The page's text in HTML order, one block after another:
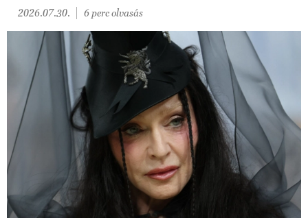
2026.07.30. 6 perc olvasás